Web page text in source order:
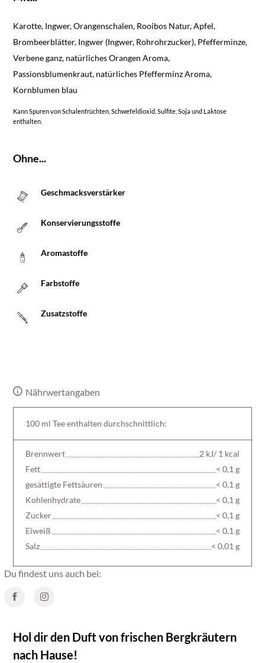
Hol dir den Duft von frischen Bergkräutern
nach Hause!
Karotte, Ingwer, Orangenschalen, Rooibos Natur, Apfel,
Brombeerblätter, Ingwer (Ingwer, Rohrohrzucker), Pfefferminze,
Verbene ganz, natürliches Orangen Aroma,
Passionsblumenkraut, natürliches Pfefferminz Aroma,
Kornblumen blau
Kann Spuren von Schalenfrüchten, Schwefeldioxid, Sulfite, Soja und Laktose
enthalten.
Ohne...
Geschmacksverstärker
Konservierungsstoffe
Aromastoffe
Farbstoffe
Zusatzstoffe
Nährwertangaben
100 ml Tee enthalten durchschnittlich:
Brennwert
2 kJ/ 1 kcal
Fett
< 0,1 g
gesättigte Fettsäuren
< 0,1 g
Kohlenhydrate
< 0,1 g
Zucker
< 0,1 g
Eiweiß
< 0,1 g
Salz
< 0,01 g
Du findest uns auch bei: